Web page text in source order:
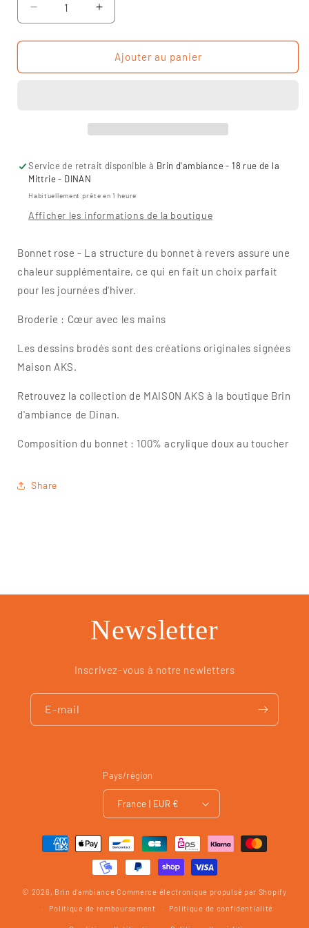
Réduire
la
quantité
BONNET
Augmenter
la
quantité
BONNET
Ajouter au panier
Service de retrait disponible à Brin d'ambiance - 18 rue de la
Mittrie - DINAN
Habituellement prête en 1 heure
Afficher les informations de la boutique
Bonnet rose - La structure du bonnet à revers assure une
chaleur supplémentaire, ce qui en fait un choix parfait
pour les journées d'hiver.
Broderie : Cœur avec les mains
Les dessins brodés sont des créations originales signées
Maison AKS.
Retrouvez la collection de MAISON AKS à la boutique Brin
d'ambiance de Dinan.
Composition du bonnet : 100% acrylique doux au toucher
Share
Newsletter
Inscrivez-vous à notre newletters
E-mail
Pays/région
France | EUR €
Moyens
© 2026, Brin d'ambiance Commerce électronique propulsé par Shopify
Politique de remboursement
Politique de confidentialité